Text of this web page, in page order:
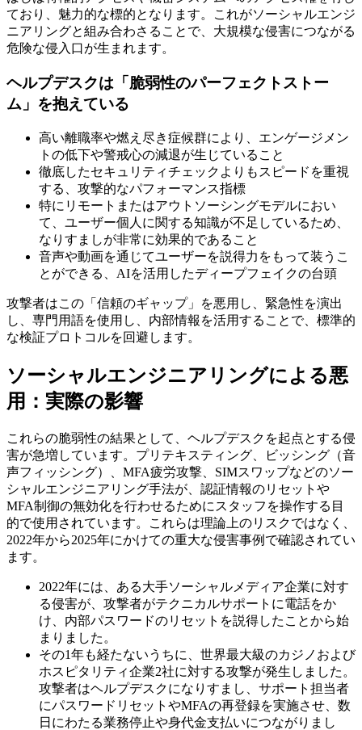
ており、魅力的な標的となります。これがソーシャルエンジ
ニアリングと組み合わさることで、大規模な侵害につながる
危険な侵入口が生まれます。
ヘルプデスクは「脆弱性のパーフェクトストー
ム」を抱えている
高い離職率や燃え尽き症候群により、エンゲージメン
トの低下や警戒心の減退が生じていること
徹底したセキュリティチェックよりもスピードを重視
する、攻撃的なパフォーマンス指標
特にリモートまたはアウトソーシングモデルにおい
て、ユーザー個人に関する知識が不足しているため、
なりすましが非常に効果的であること
音声や動画を通じてユーザーを説得力をもって装うこ
とができる、AIを活用したディープフェイクの台頭
攻撃者はこの「信頼のギャップ」を悪用し、緊急性を演出
し、専門用語を使用し、内部情報を活用することで、標準的
な検証プロトコルを回避します。
ソーシャルエンジニアリングによる悪
用：実際の影響
これらの脆弱性の結果として、ヘルプデスクを起点とする侵
害が急増しています。プリテキスティング、ビッシング（音
声フィッシング）、MFA疲労攻撃、SIMスワップなどのソー
シャルエンジニアリング手法が、認証情報のリセットや
MFA制御の無効化を行わせるためにスタッフを操作する目
的で使用されています。これらは理論上のリスクではなく、
2022年から2025年にかけての重大な侵害事例で確認されてい
ます。
2022年には、ある大手ソーシャルメディア企業に対す
る侵害が、攻撃者がテクニカルサポートに電話をか
け、内部パスワードのリセットを説得したことから始
まりました。
その1年も経たないうちに、世界最大級のカジノおよび
ホスピタリティ企業2社に対する攻撃が発生しました。
攻撃者はヘルプデスクになりすまし、サポート担当者
にパスワードリセットやMFAの再登録を実施させ、数
日にわたる業務停止や身代金支払いにつながりまし